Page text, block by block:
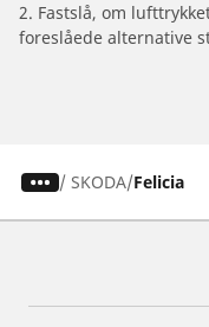
2. Fastslå, om
foreslåede alternative
/ SKODA Felicia